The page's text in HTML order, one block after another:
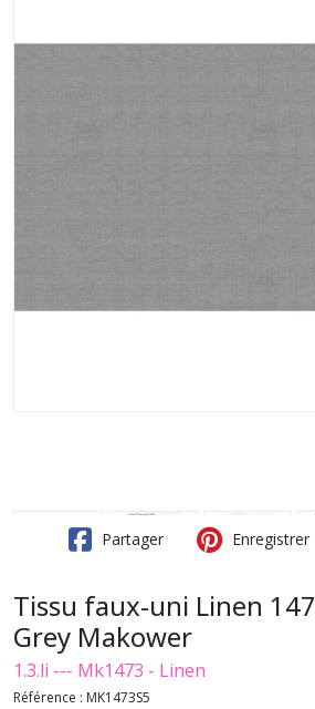
Partager Enregistrer
Tissu faux-uni Linen
Grey Makower
1.3.li --- Mk1473 - Linen
Référence : MK1473S5